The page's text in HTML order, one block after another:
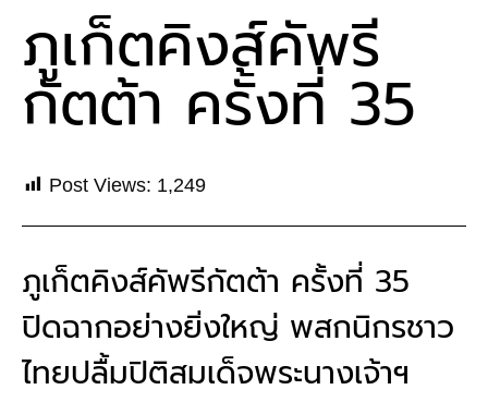
ภูเก็ตคิงส์คัพรี
กัตต้า ครั้งที่ 35
Post Views: 1,249
ภูเก็ตคิงส์คัพรีกัตต้า ครั้งที่ 35
ปิดฉากอย่างยิ่งใหญ่ พสกนิกรชาว
ไทยปลื้มปิติสมเด็จพระนางเจ้าฯ